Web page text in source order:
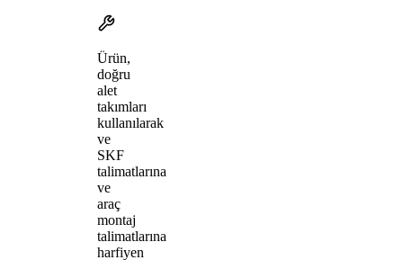
Ürün,
doğru
alet
takımları
kullanılarak
ve
SKF
talimatlarına
ve
araç
montaj
talimatlarına
harfiyen